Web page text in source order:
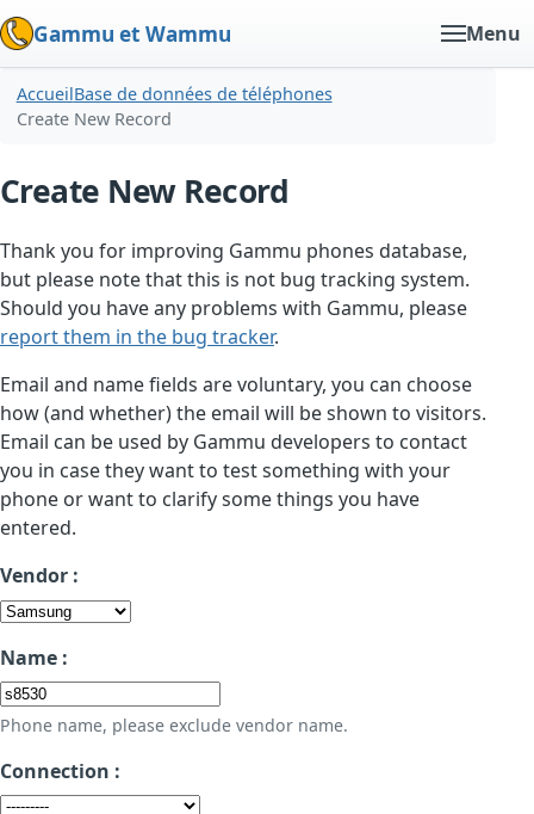
Gammu et Wammu Menu
AccueilBase de données de téléphones
Create New Record
Create New Record
Thank you for improving Gammu phones database,
but please note that this is not bug tracking system.
Should you have any problems with Gammu, please
report them in the bug tracker.
Email and name fields are voluntary, you can choose
how (and whether) the email will be shown to visitors.
Email can be used by Gammu developers to contact
you in case they want to test something with your
phone or want to clarify some things you have
entered.
Vendor :
Name :
Phone name, please exclude vendor name.
Connection :